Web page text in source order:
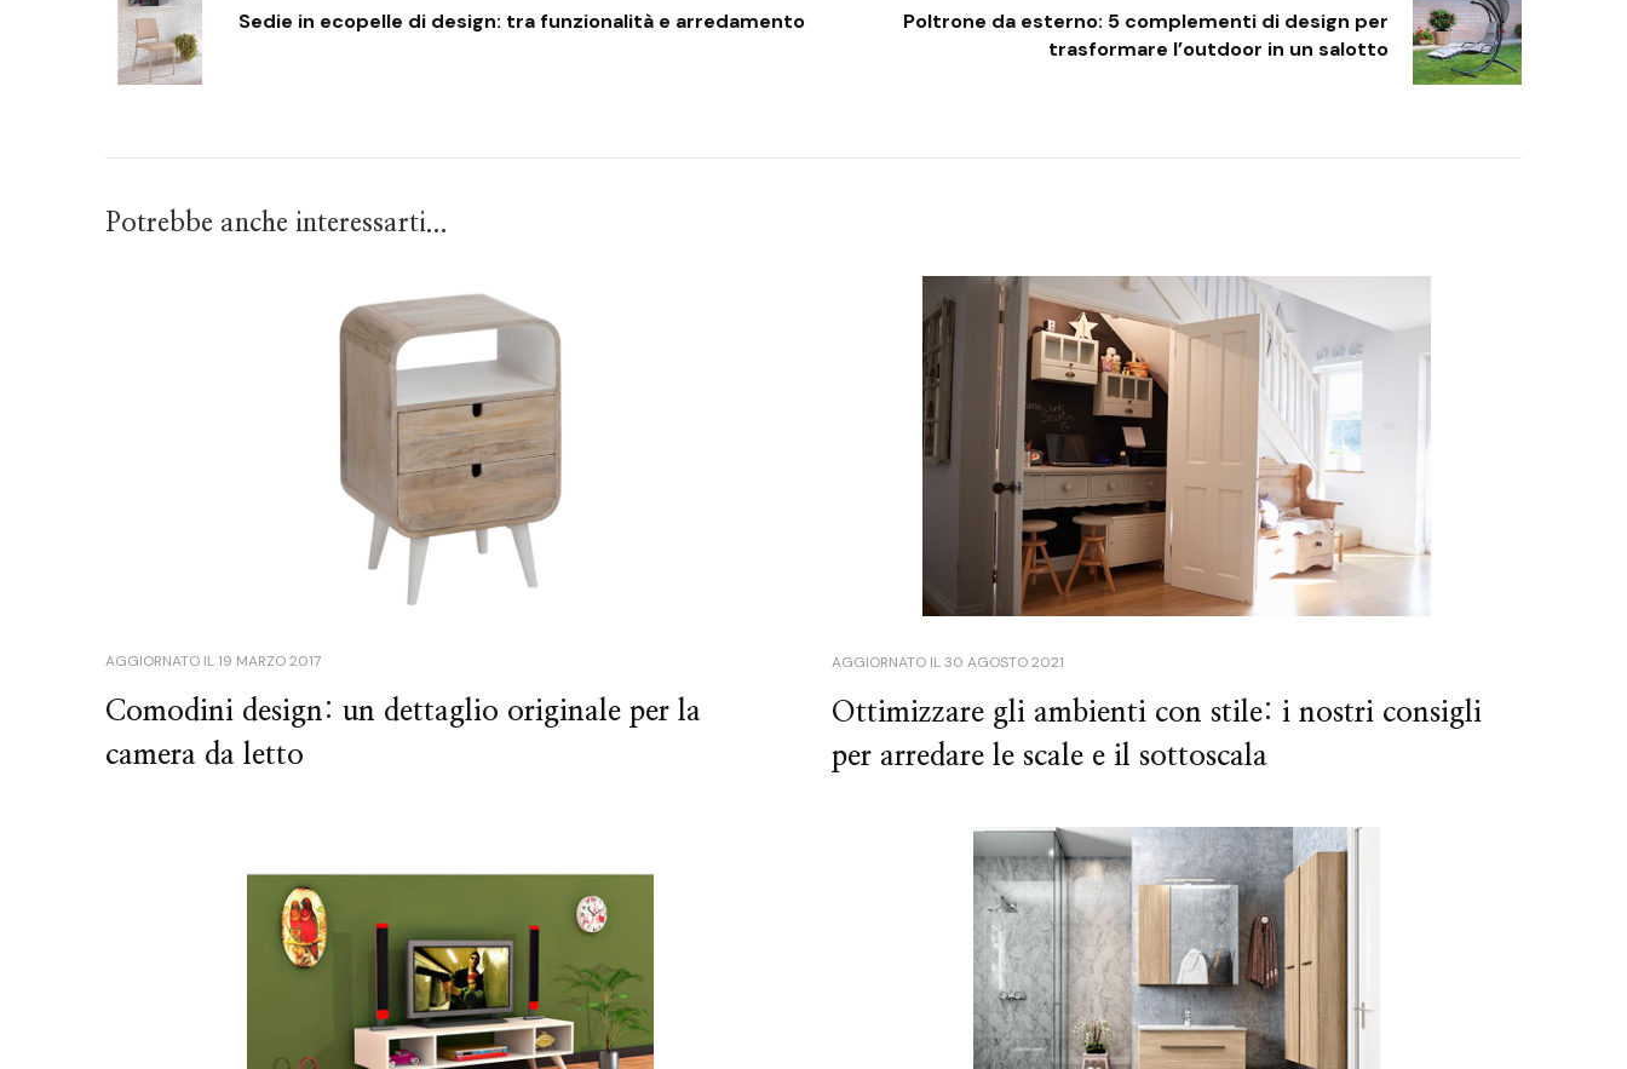
Sedie in ecopelle di design: tra funzionalità e arredamento
Poltrone da esterno: 5 complementi di design per
trasformare l’outdoor in un salotto
Potrebbe anche interessarti...
AGGIORNATO IL 19 MARZO 2017
Comodini design: un dettaglio originale per la
camera da letto
AGGIORNATO IL30 AGOSTO 2021
Ottimizzare gli ambienti con stile: i nostri consigli
per arredare le scale e il sottoscala